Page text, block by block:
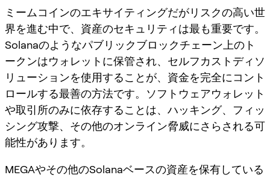
ミームコインのエキサイティングだがリスクの高い世
界を進む中で、資産のセキュリティは最も重要です。
Solanaのようなパブリックブロックチェーン上のト
ークンはウォレットに保管され、セルフカストディソ
リューションを使用することが、資金を完全にコント
ロールする最善の方法です。ソフトウェアウォレット
や取引所のみに依存することは、ハッキング、フィッ
シング攻撃、その他のオンライン脅威にさらされる可
能性があります。
MEGAやその他のSolanaベースの資産を保有している